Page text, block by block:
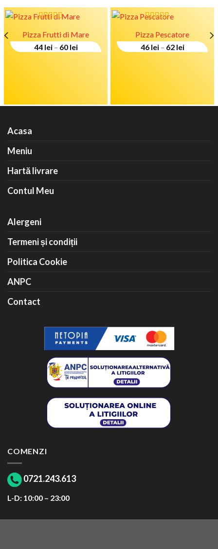
Pizza Frutti di Mare
5.00stele din
5
44 lei – 60 leiPrice
range:
Pizza Pescatore
4.50stele
din 5
46 lei – 62 leiPrice
range:
Acasa
Meniu
Hartă livrare
Contul Meu
Alergeni
Termeni și condiții
Politica Cookie
ANPC
Contact
COMENZI
0721.243.613
L-D: 10:00 – 23:00